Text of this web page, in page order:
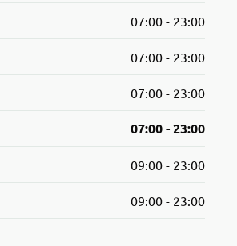
07:00 - 23:00
07:00 - 23:00
07:00 - 23:00
07:00 - 23:00
09:00 - 23:00
09:00 - 23:00